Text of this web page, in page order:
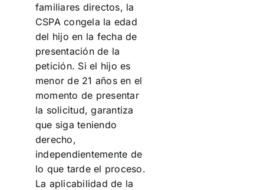
familiares directos, la
CSPA congela la edad
del hijo en la fecha de
presentación de la
petición. Si el hijo es
menor de 21 años en el
momento de presentar
la solicitud, garantiza
que siga teniendo
derecho,
independientemente de
lo que tarde el proceso.
La aplicabilidad de la